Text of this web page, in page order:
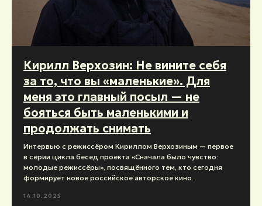
Кирилл Верхозин: Не вините себя
за то, что вы «маленькие». Для
меня это главный посыл — не
бояться быть маленькими и
продолжать снимать
Интервью с режиссёром Кириллом Верхозиным — первое
в серии цикла бесед проекта «Сначала было чувство:
молодые режиссёры», посвящённого тем, кто сегодня
формирует новое российское авторское кино.
14.10.2025